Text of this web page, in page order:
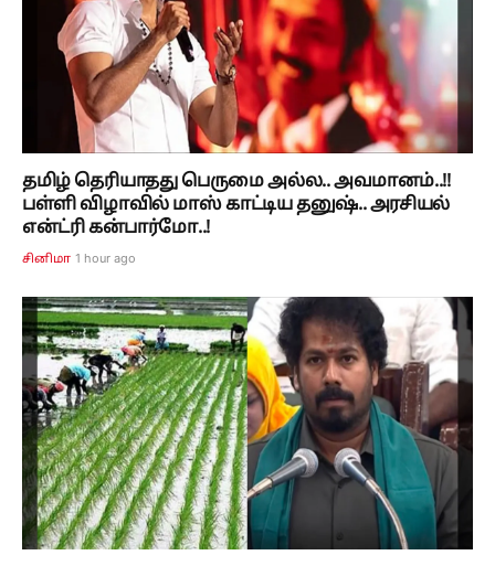
தமிழ் தெரியாதது பெருமை அல்ல.. அவமானம்..!!
பள்ளி விழாவில் மாஸ் காட்டிய தனுஷ்.. அரசியல்
என்ட்ரி கன்பார்மோ..!
சினிமா 1 hour ago